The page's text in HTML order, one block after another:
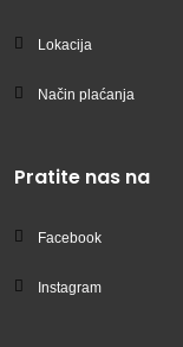
Lokacija
Način plaćanja
Pratite nas na
Facebook
Instagram